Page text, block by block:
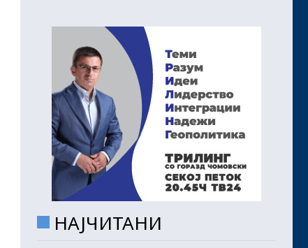
НАЈЧИТАНИ